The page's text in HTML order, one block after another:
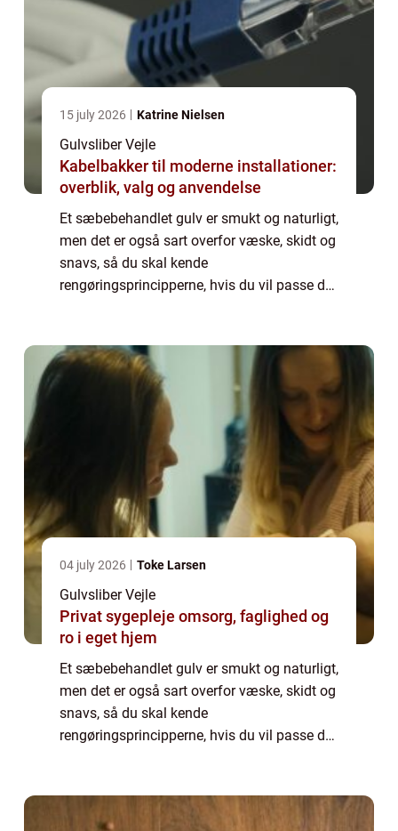
15 july 2026 Katrine Nielsen
Gulvsliber Vejle
Kabelbakker til moderne installationer:
overblik, valg og anvendelse
Et sæbebehandlet gulv er smukt og naturligt,
men det er også sart overfor væske, skidt og
snavs, så du skal kende
rengøringsprincipperne, hvis du vil passe det
04 july 2026 Toke Larsen
Gulvsliber Vejle
Privat sygepleje omsorg, faglighed og
ro i eget hjem
Et sæbebehandlet gulv er smukt og naturligt,
men det er også sart overfor væske, skidt og
snavs, så du skal kende
rengøringsprincipperne, hvis du vil passe det